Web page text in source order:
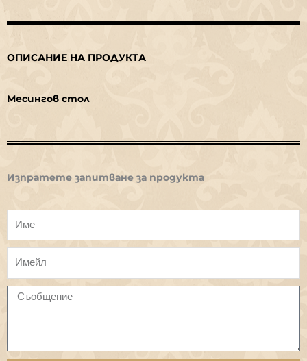
ОПИСАНИЕ НА ПРОДУКТА
Месингов стол
Изпратете запитване за продукта